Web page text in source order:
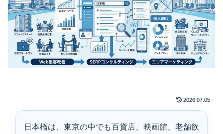
2026.07.05
日本橋は、東京の中でも百貨店、映画館、老舗飲